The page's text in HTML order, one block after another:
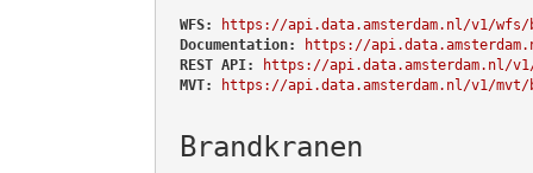
WFS:
https://api.data.amsterdam.nl/v1/wfs/
Documentation:
https://
REST API:
https://api.data.amsterdam.nl/v1/
MVT:
https://api.data.amsterdam.nl/v1/mvt/
Brandkranen